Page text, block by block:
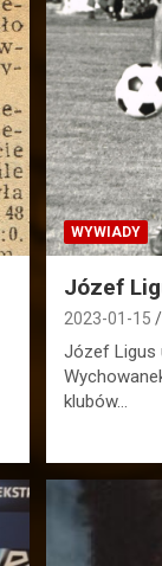
WYWIADY
Józef
2023-01-15
Józef Ligus
klubów…